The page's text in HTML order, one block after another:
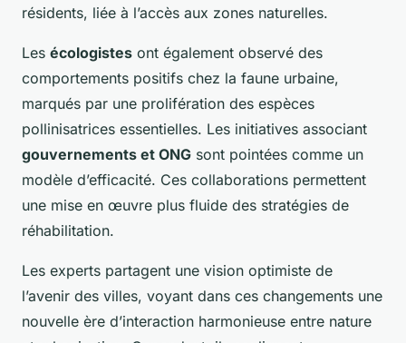
résidents, liée à l’accès aux zones naturelles.
Les écologistes ont également observé des
comportements positifs chez la faune urbaine,
marqués par une prolifération des espèces
pollinisatrices essentielles. Les initiatives associant
gouvernements et ONG sont pointées comme un
modèle d’efficacité. Ces collaborations permettent
une mise en œuvre plus fluide des stratégies de
réhabilitation.
Les experts partagent une vision optimiste de
l’avenir des villes, voyant dans ces changements une
nouvelle ère d’interaction harmonieuse entre nature